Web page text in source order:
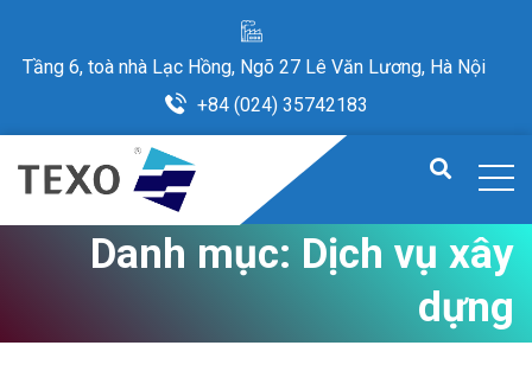
Tầng 6, toà nhà Lạc Hồng, Ngõ 27 Lê Văn Lương, Hà Nội
+84 (024) 35742183
Danh mục: Dịch vụ xây
dựng